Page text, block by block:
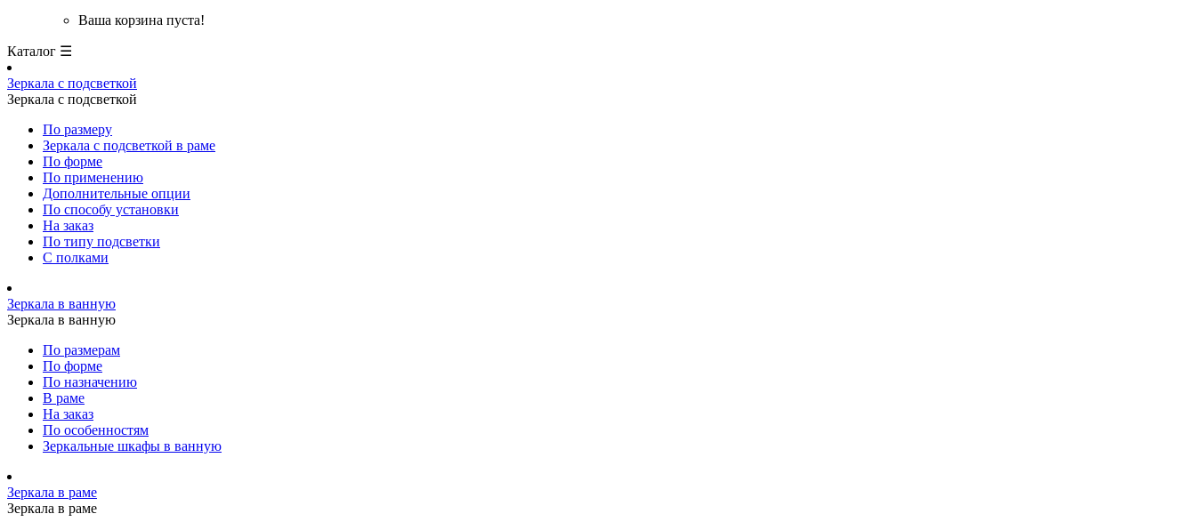
Ваша корзина пуста!
Каталог ☰
Зеркала с подсветкой
Зеркала с подсветкой
По размеру
Зеркала с подсветкой в раме
По форме
По применению
Дополнительные опции
По способу установки
На заказ
По типу подсветки
С полками
Зеркала в ванную
Зеркала в ванную
По размерам
По форме
По назначению
В раме
На заказ
По особенностям
Зеркальные шкафы в ванную
Зеркала в раме
Зеркала в раме